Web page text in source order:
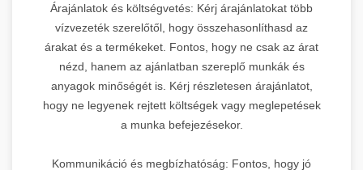
Árajánlatok és költségvetés: Kérj árajánlatokat több
vízvezeték szerelőtől, hogy összehasonlíthasd az
árakat és a termékeket. Fontos, hogy ne csak az árat
nézd, hanem az ajánlatban szereplő munkák és
anyagok minőségét is. Kérj részletesen árajánlatot,
hogy ne legyenek rejtett költségek vagy meglepetések
a munka befejezésekor.
Kommunikáció és megbízhatóság: Fontos, hogy jó